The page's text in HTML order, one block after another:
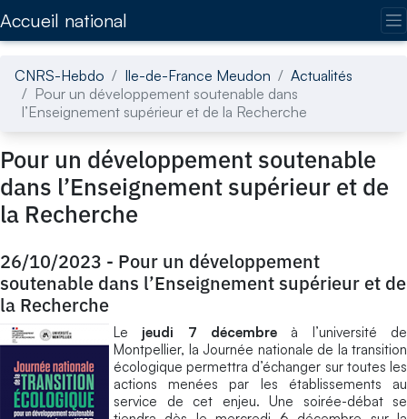
Accueil national
CNRS-Hebdo Ile-de-France Meudon
Actualités
Pour un développement soutenable dans
l’Enseignement supérieur et de la Recherche
Pour un développement soutenable
dans l’Enseignement supérieur et de
la Recherche
26/10/2023 - Pour un développement
soutenable dans l’Enseignement supérieur et de
la Recherche
Le jeudi 7 décembre à l’université de
Montpellier, la Journée nationale de la transition
écologique permettra d’échanger sur toutes les
actions menées par les établissements au
service de cet enjeu. Une soirée-débat se